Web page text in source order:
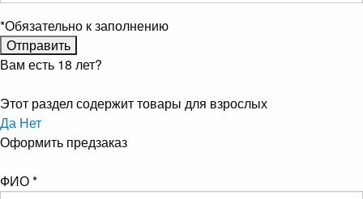
*Обязательно к заполнению
Вам есть 18 лет?
Этот раздел содержит товары для взрослых
Да Нет
Оформить предзаказ
ФИО*